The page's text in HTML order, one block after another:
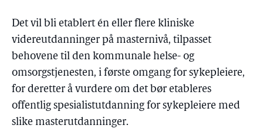
Det vil bli etablert én eller flere kliniske
videreutdanninger på masternivå, tilpasset
behovene til den kommunale helse- og
omsorgstjenesten, i første omgang for sykepleiere,
for deretter å vurdere om det bør etableres
offentlig spesialistutdanning for sykepleiere med
slike masterutdanninger.